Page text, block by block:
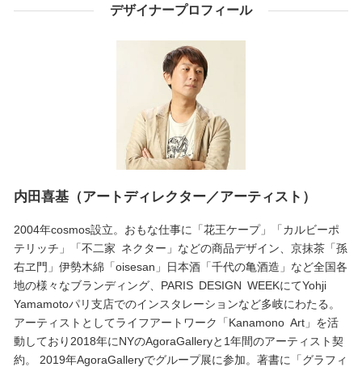
デザイナープロフィール
内田喜基（アートディレクター／アーティスト）
2004年cosmos設立。おもな仕事に「花王ケープ」「カルビーポ
テリッチ」「不二家 ネクター」などの商品デザイン、京抹茶「孫
右ヱ門」伊勢木綿「oisesan」日本酒「千代の亀酒造」など全国各
地の様々なブランディング、PARIS DESIGN WEEKにてYohji
Yamamotoパリ支店でのインスタレーションなど多岐にわたる。
アーティストとしてライフアートワーク「Kanamono Art」を活
動しており2018年にNYのAgoraGalleryと1年間のアーティスト契
約。 2019年AgoraGalleryでグループ展に参加。著書に「グラフィ